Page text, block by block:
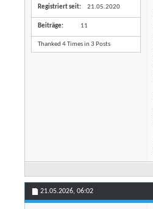
Registriert seit 21.05.2020
Beiträge 11
Thanked 4 Times in 3 Posts
21.05.2026,06:02